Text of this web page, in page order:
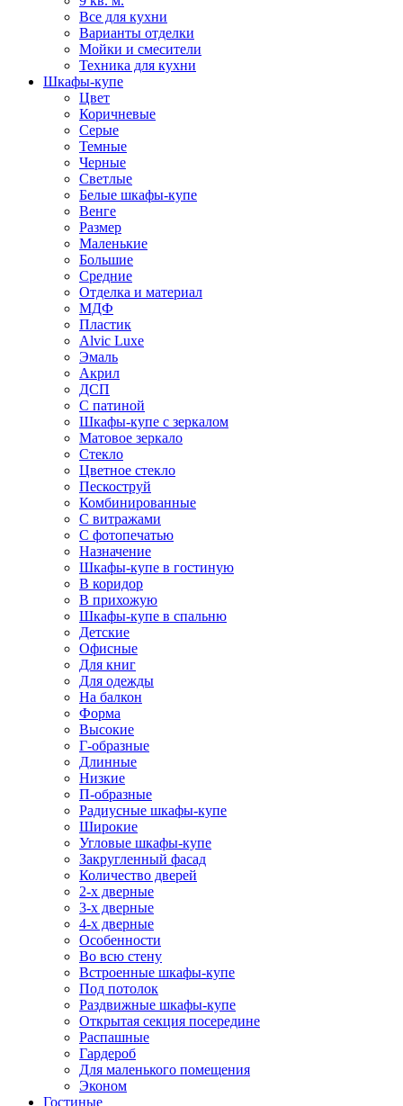
Все для кухни
Варианты отделки
Мойки и смесители
Техника для кухни
Шкафы-купе
Цвет
Коричневые
Серые
Темные
Черные
Светлые
Белые шкафы-купе
Венге
Размер
Маленькие
Большие
Средние
Отделка и материал
МДФ
Пластик
Alvic Luxe
Эмаль
Акрил
ДСП
С патиной
Шкафы-купе с зеркалом
Матовое зеркало
Стекло
Цветное стекло
Пескоструй
Комбинированные
С витражами
С фотопечатью
Назначение
Шкафы-купе в гостиную
В коридор
В прихожую
Шкафы-купе в спальню
Детские
Офисные
Для книг
Для одежды
На балкон
Форма
Высокие
Г-образные
Длинные
Низкие
П-образные
Радиусные шкафы-купе
Широкие
Угловые шкафы-купе
Закругленный фасад
Количество дверей
2-х дверные
3-х дверные
4-х дверные
Особенности
Во всю стену
Встроенные шкафы-купе
Под потолок
Раздвижные шкафы-купе
Открытая секция посередине
Распашные
Гардероб
Для маленького помещения
Эконом
Гостиные